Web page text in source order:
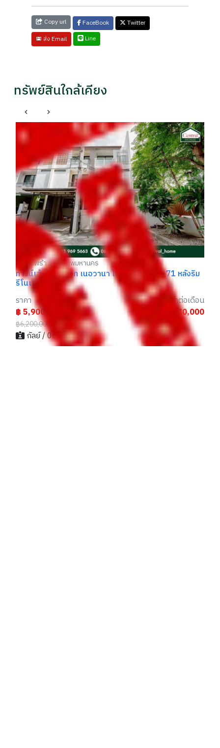
Copy url FaceBook
Twitter
ส่ง Email
Line
ทรัพย์สินใกล้เคียง
ลาดพร้าว กรุงเทพมหานคร
ทาวน์เฮ้าส์ ไพรเวท เนอวานา ไลฟ์ - ลาดพร้าว 71 หลังริม
รีโนเวทใหม่
ราคา
฿ 5,900,000
฿6,200,000
ราคาเช่าต่อเดือน
฿ 40,000
กัลย์ / 063xxxxx56